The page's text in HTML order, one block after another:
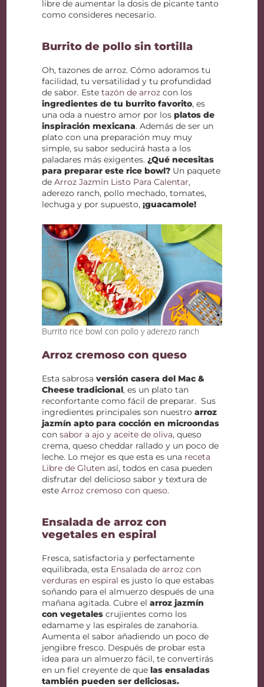
libre de aumentar la dosis de picante tanto
como consideres necesario.
Burrito de pollo sin tortilla
Oh, tazones de arroz. Cómo adoramos tu
facilidad, tu versatilidad y tu profundidad
de sabor. Estetazón de arroz con los
ingredientes de tu burrito favorito, es
una oda a nuestro amor por losplatos de
inspiración mexicana. Además de ser un
plato con una preparación muy muy
simple, su sabor seducirá hasta a los
paladares más exigentes.¿Qué necesitas
para preparar este rice bowl? Un paquete
deArroz Jazmín Listo Para Calentar,
aderezo ranch, pollo mechado, tomates,
lechuga y por supuesto,¡guacamole!
Burrito rice bowl con pollo y aderezo ranch
Arroz cremoso con queso
Esta sabrosaversión casera del Mac &
Cheese tradicional, es un plato tan
reconfortante como fácil de preparar. Sus
ingredientes principales son nuestro arroz
jazmín apto para cocción en microondas
consabor a ajo y aceite de oliva, queso
crema, queso cheddar rallado y un poco de
leche. Lo mejor es que esta es una receta
Libre de Gluten así, todos en casa pueden
disfrutar del delicioso sabor y textura de
esteArroz cremoso con queso.
Ensalada de arroz con
vegetales en espiral
Fresca, satisfactoria y perfectamente
equilibrada, esta Ensalada de arroz con
verduras en espiral es justo lo que estabas
soñando para el almuerzo después de una
mañana agitada. Cubre elarroz jazmín
con vegetales crujientes como los
edamame y las espirales de zanahoria.
Aumenta el sabor añadiendo un poco de
jengibre fresco. Después de probar esta
idea para un almuerzo fácil, te convertirás
en un fiel creyente de quelas ensaladas
también pueden ser deliciosas.